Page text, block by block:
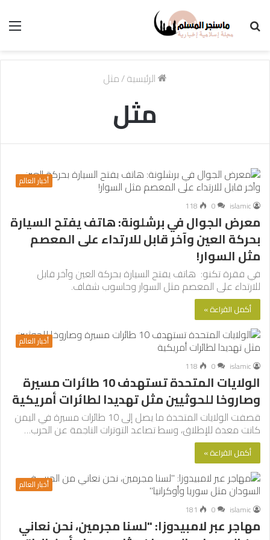
الرئيسية/مثل
مثل
أخبار العالم
islamic
0
118
معرض الجوال في برشلونة: هاتف يفتح السيارة
بحركة العين وآخر قابل للارتداء على المعصم
مثل السوار!
في فقرة تكنو: هاتف يفتح السيارة بحركة العين وآخر قابل
للارتداء على المعصم مثل السوار وحاسوب شفاف.
أكمل القراءة »
أخبار العالم
islamic
0
118
الولايات المتحدة تستهدف 10 طائرات مسيرة
وصاروخا للحوثيين مثل تهديدا لطائرات أمريكية
قصفت الولايات المتحدة ما يصل إلى 10 طائرات مسيرة في اليمن
كانت معدة للإطلاق، وسط تصاعد التوترات الناجمة عن الحرب…
أكمل القراءة »
أخبار العالم
islamic
0
181
مهاجر عبر لامبيدوزا: "لسنا مجرمين، نحن نعاني